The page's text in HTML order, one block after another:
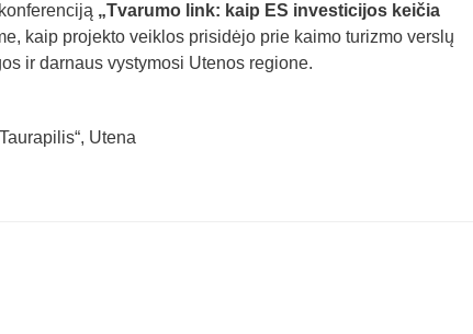
konferenciją „Tvarumo link: kaip ES investicijos keičia
kaip projekto veiklos prisidėjo prie kaimo turizmo verslų
ir darnaus vystymosi Utenos regione.
Utena